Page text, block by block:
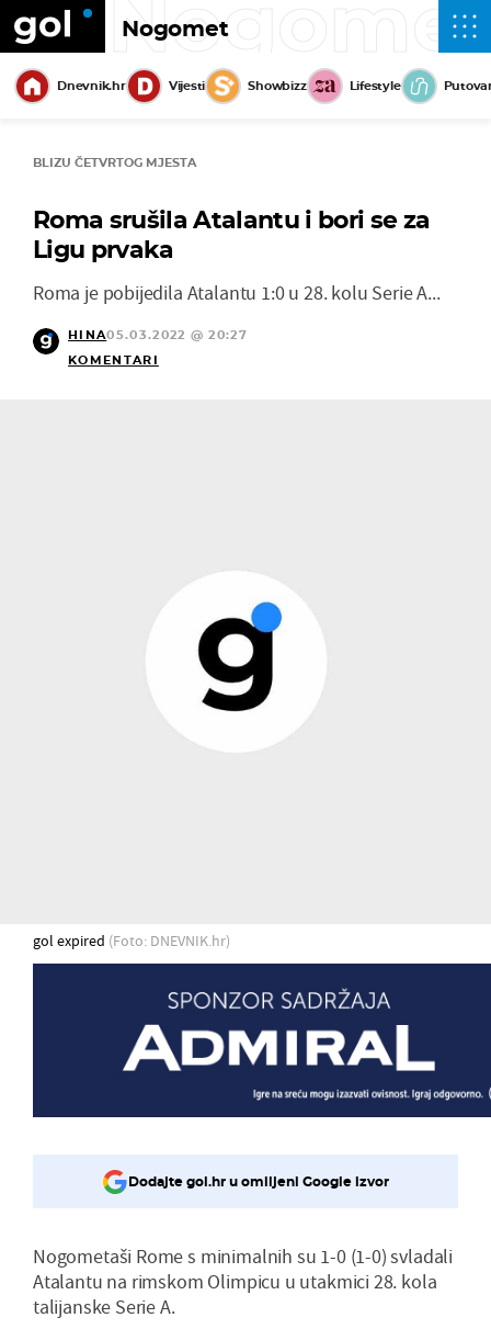
Nogomet
Dnevnik.hr Vijesti Showbizz Lifestyle
BLIZU ČETVRTOG MJESTA
Roma srušila Atalantu i bori se za
Ligu prvaka
Roma je pobijedila Atalantu 1:0 u 28. kolu Serie A...
HINA05.03.2022 @ 20:27
KOMENTARI
gol expired (Foto: DNEVNIK.hr)
Dodajte gol.hr u omiljeni Google izvor
Nogometaši Rome s minimalnih su 1-0 (1-0) svladali
Atalantu na rimskom Olimpicu u utakmici 28. kola
talijanske Serie A.